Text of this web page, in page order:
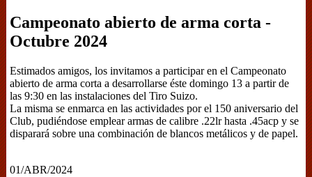
Campeonato abierto de arma corta -
Octubre 2024
Estimados amigos, los invitamos a participar en el Campeonato
abierto de arma corta a desarrollarse éste domingo 13 a partir de
las 9:30 en las instalaciones del Tiro Suizo.
La misma se enmarca en las actividades por el 150 aniversario del
Club, pudiéndose emplear armas de calibre .22lr hasta .45acp y se
disparará sobre una combinación de blancos metálicos y de papel.
01/ABR/2024